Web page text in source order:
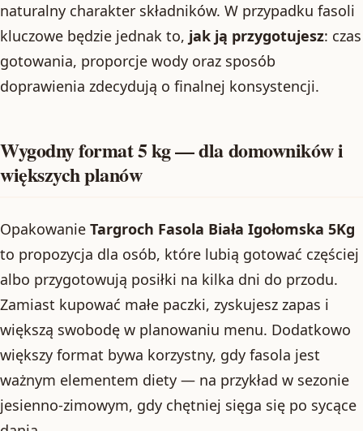
naturalny charakter składników. W przypadku fasoli
kluczowe będzie jednak to, jak ją przygotujesz: czas
gotowania, proporcje wody oraz sposób
doprawienia zdecydują o finalnej konsystencji.
Wygodny format 5 kg — dla domowników i
większych planów
Opakowanie Targroch Fasola Biała Igołomska 5Kg
to propozycja dla osób, które lubią gotować częściej
albo przygotowują posiłki na kilka dni do przodu.
Zamiast kupować małe paczki, zyskujesz zapas i
większą swobodę w planowaniu menu. Dodatkowo
większy format bywa korzystny, gdy fasola jest
ważnym elementem diety — na przykład w sezonie
jesienno-zimowym, gdy chętniej sięga się po sycące